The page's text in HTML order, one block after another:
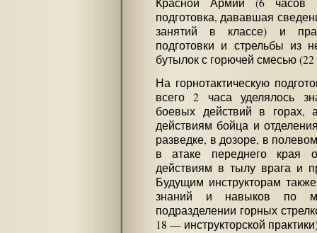
подготовка, дававшая
занятий в классе) и
подготовки и стрельбы из
бутылок с горючей смесью (22
На горнотактическую
всего 2 часа уделялось
боевых действий в
действиям бойца и
разведке, в дозоре, в
в атаке переднего края
действиям в тылу врага и
Будущим инструкторам
знаний и навыков по
подразделении горных
18 — инструкторской